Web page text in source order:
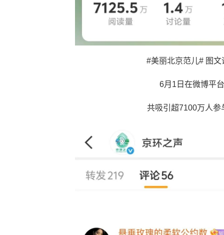
#美丽北京范儿# 图文
6月1日在微博平
共吸引超7100万人参